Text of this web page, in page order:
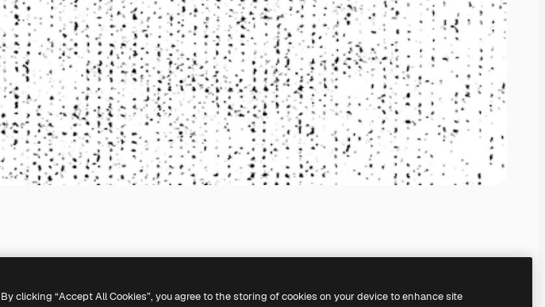
By clicking “Accept All Cookies”, you agree to the storing of cookies on your device to enhance site